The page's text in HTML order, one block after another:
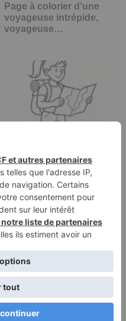
Page à colorier d'une
voyageuse intrépide,
voyageuse…
Page de coloriage
d'une femme
aventurière,
voyageuse…